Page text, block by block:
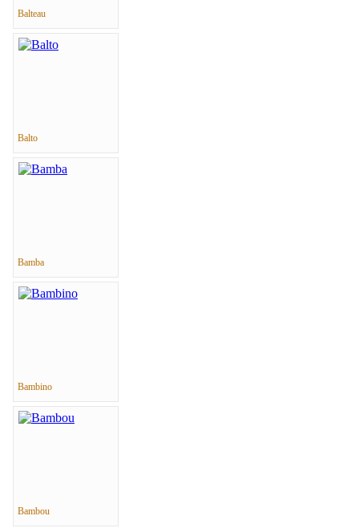
Balteau
Balto
Bamba
Bambino
Bambou